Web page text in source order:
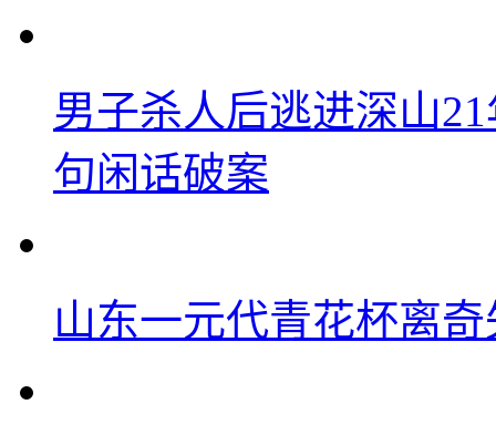
男子杀人后逃进深山
句闲话破案
山东一元代青花杯离